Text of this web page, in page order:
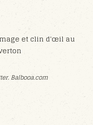
et clin d'œil au
Balbooa.com